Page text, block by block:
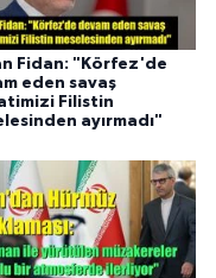
Fidan: "Körfez'de
eden savaş
Filistin
ayırmadı"